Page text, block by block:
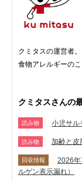
クミタスの運営者。
食物アレルギーの
クミタスさんの
読み物 小児サル
読み物 加齢と皮
回収情報
2026年
ルゲン表示漏れ）